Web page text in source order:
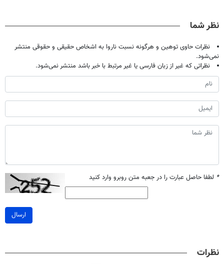
نظر شما
نظرات حاوی توهین و هرگونه نسبت ناروا به اشخاص حقیقی و حقوقی منتشر
نمی‌شود.
نظراتی که غیر از زبان فارسی یا غیر مرتبط با خبر باشد منتشر نمی‌شود.
* لطفا حاصل عبارت را در جعبه متن روبرو وارد کنید
ارسال
نظرات